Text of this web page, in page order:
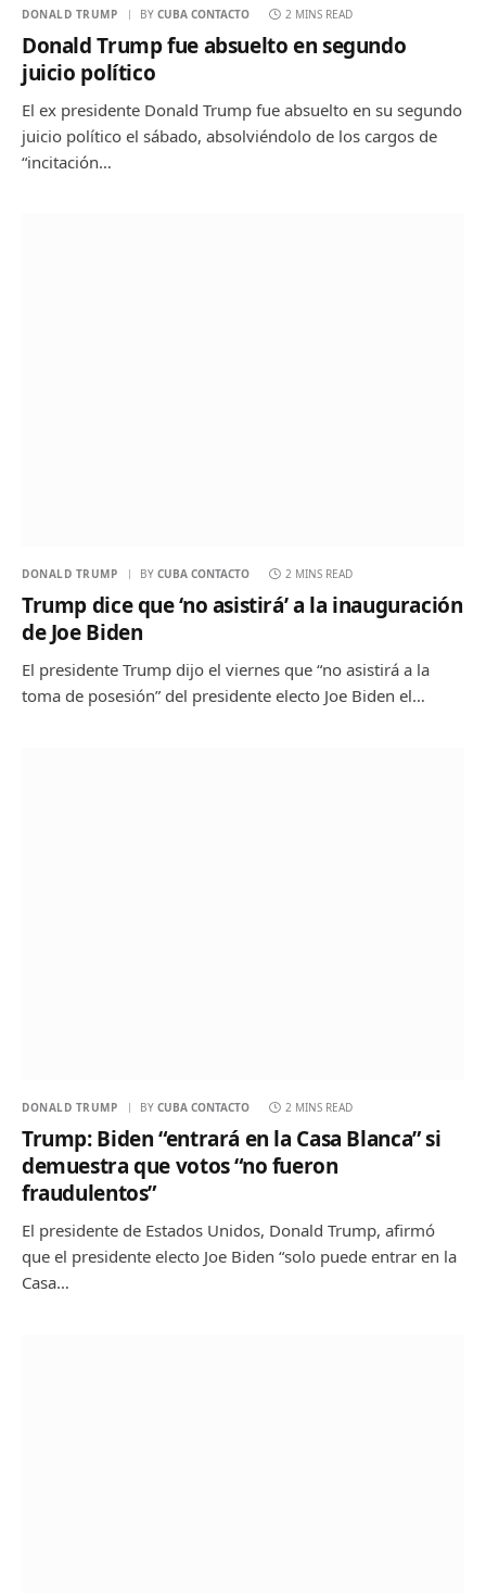
DONALD TRUMP BY CUBA CONTACTO 2 MINS READ
Donald Trump fue absuelto en segundo
juicio político
El ex presidente Donald Trump fue absuelto en su segundo
juicio político el sábado, absolviéndolo de los cargos de
“incitación…
DONALD TRUMP BY CUBA CONTACTO 2 MINS READ
Trump dice que ‘no asistirá’ a la inauguración
de Joe Biden
El presidente Trump dijo el viernes que “no asistirá a la
toma de posesión” del presidente electo Joe Biden el…
DONALD TRUMP BY CUBA CONTACTO 2 MINS READ
Trump: Biden “entrará en la Casa Blanca” si
demuestra que votos “no fueron
fraudulentos”
El presidente de Estados Unidos, Donald Trump, afirmó
que el presidente electo Joe Biden “solo puede entrar en la
Casa…